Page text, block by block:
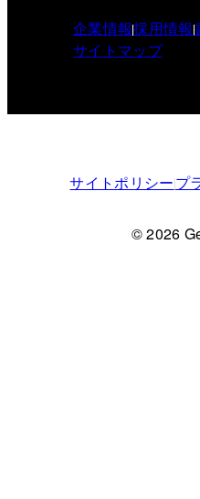
企業情報採用情報
サイトマップ
サイトポリシープ
© 2026